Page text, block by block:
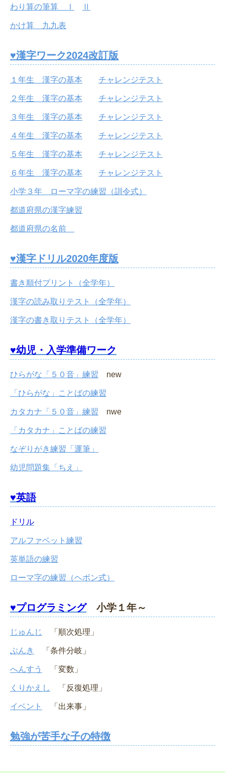
わり算の筆算 Ⅰ
かけ算 九九表
♥漢字ワーク2024改訂版
１年生 漢字の基本 チャレンジテスト
２年生 漢字の基本 チャレンジテスト
３年生 漢字の基本 チャレンジテスト
４年生 漢字の基本 チャレンジテスト
５年生 漢字の基本 チャレンジテスト
６年生 漢字の基本 チャレンジテスト
小学３年 ローマ字の練習（訓令式）
都道府県の漢字練習
都道府県の名前
♥漢字ドリル2020年度版
書き順付プリント（全学年）
漢字の読み取りテスト（全学年）
漢字の書き取りテスト（全学年）
♥幼児・入学準備ワーク
ひらがな「５０音」練習 new
「ひらがな」ことばの練習
カタカナ「５０音」練習 nwe
「カタカナ」ことばの練習
なぞりがき練習「運筆」
幼児問題集「ちえ」
♥英語
ドリル
アルファベット練習
英単語の練習
ローマ字の練習（ヘボン式）
♥プログラミング小学１年～
じゅんじ 「順次処理」
ぶんき 「条件分岐」
へんすう 「変数」
くりかえし 「反復処理」
イベント 「出来事」
勉強が苦手な子の特徴